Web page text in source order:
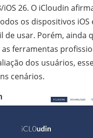
iOS 26. O iCloudin
os dispositivos iOS
de usar. Porém, ainda
ferramentas
dos usuários,
cenários.